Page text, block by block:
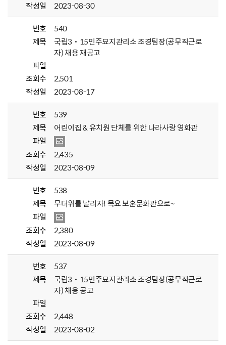
작성일
2023-08-30
번호
540
제목
국립3˙15민주묘지관리소 조경팀장(공무직근로
자) 채용 재공고
파일
조회수
2,501
작성일
2023-08-17
번호
539
제목
어린이집 & 유치원 단체를 위한 나라사랑 영화관
파일
조회수
2,435
작성일
2023-08-09
번호
538
제목
무더위를 날리자! 목요 보훈문화관으로~
파일
조회수
2,380
작성일
2023-08-09
번호
537
제목
국립3˙15민주묘지관리소 조경팀장(공무직근로
자) 채용 공고
파일
조회수
2,448
작성일
2023-08-02